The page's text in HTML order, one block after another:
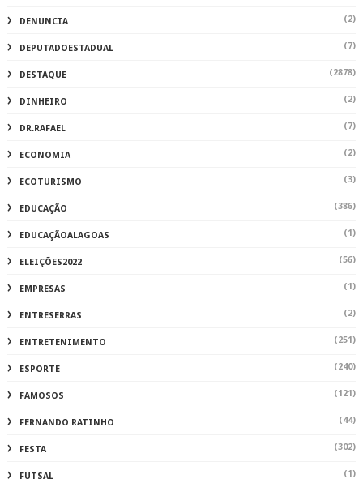
DENUNCIA (2)
DEPUTADOESTADUAL (7)
DESTAQUE (2878)
DINHEIRO (2)
DR.RAFAEL (7)
ECONOMIA (2)
ECOTURISMO (3)
EDUCAÇÃO (386)
EDUCAÇÃOALAGOAS (1)
ELEIÇÕES2022 (56)
EMPRESAS (1)
ENTRESERRAS (2)
ENTRETENIMENTO (251)
ESPORTE (240)
FAMOSOS (121)
FERNANDO RATINHO (44)
FESTA (302)
FUTSAL (1)